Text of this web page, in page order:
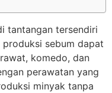
tantangan tersendiri
sebum dapat
komedo, dan
perawatan yang
minyak tanpa